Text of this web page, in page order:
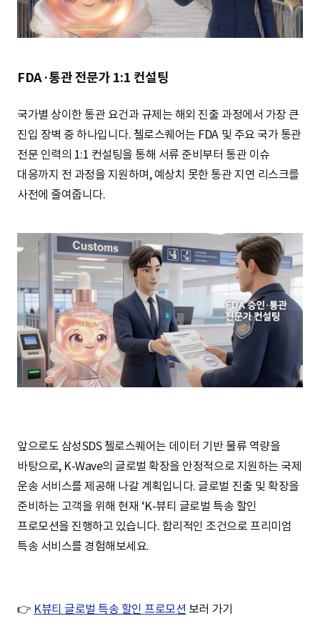
FDA·통관 전문가 1:1 컨설팅
국가별 상이한 통관 요건과 규제는 해외 진출 과정에서 가장 큰
진입 장벽 중 하나입니다. 첼로스퀘어는 FDA 및 주요 국가 통관
전문 인력의 1:1 컨설팅을 통해 서류 준비부터 통관 이슈
대응까지 전 과정을 지원하며, 예상치 못한 통관 지연 리스크를
사전에 줄여줍니다.
앞으로도 삼성SDS 첼로스퀘어는 데이터 기반 물류 역량을
바탕으로, K-Wave의 글로벌 확장을 안정적으로 지원하는 국제
운송 서비스를 제공해 나갈 계획입니다. 글로벌 진출 및 확장을
준비하는 고객을 위해 현재 ‘K-뷰티 글로벌 특송 할인
프로모션을 진행하고 있습니다. 합리적인 조건으로 프리미엄
특송 서비스를 경험해보세요.
👉 K뷰티 글로벌 특송 할인 프로모션 보러 가기